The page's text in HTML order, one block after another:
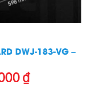
DWJ-183-VG –
₫Giá